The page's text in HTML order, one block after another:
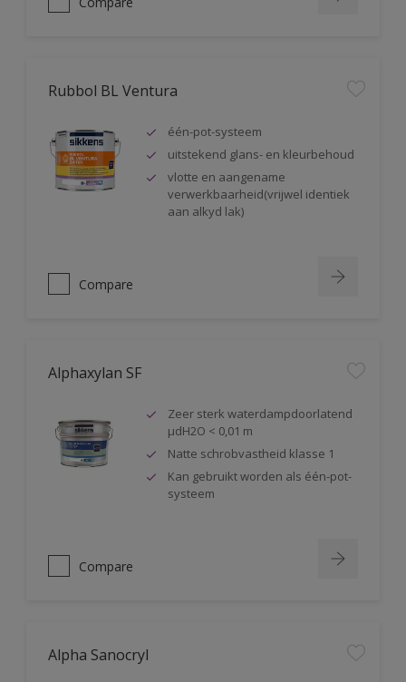
Rubbol BL Ventura
één-pot-systeem
uitstekend glans- en kleurbehoud
vlotte en aangename
verwerkbaarheid(vrijwel identiek
aan alkyd lak)
Compare
Alphaxylan SF
Zeer sterk waterdampdoorlatend
µdH2O < 0,01 m
Natte schrobvastheid klasse 1
Kan gebruikt worden als één-pot-
systeem
Compare
Alpha Sanocryl